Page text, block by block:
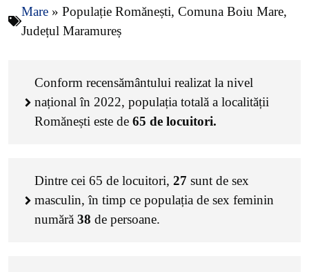
Mare » Populație Romănești, Comuna Boiu Mare,
Județul Maramureș
Conform recensământului realizat la nivel
național în 2022, populația totală a localității
Romănești este de 65 de locuitori.
Dintre cei 65 de locuitori, 27 sunt de sex
masculin, în timp ce populația de sex feminin
numără 38 de persoane.